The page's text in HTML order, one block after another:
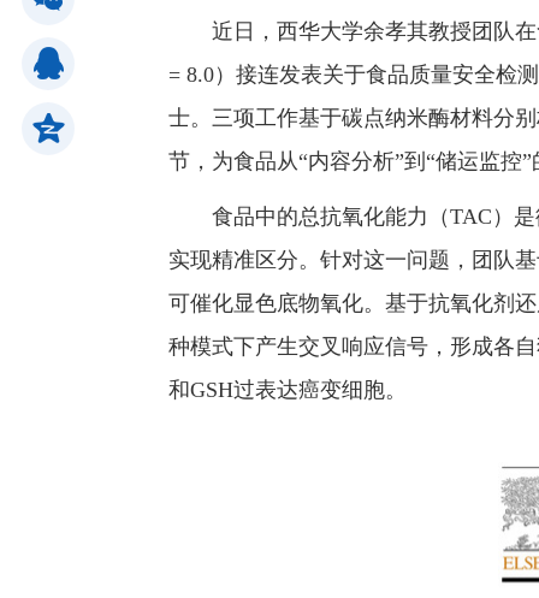
近日，西华大学余孝其教授团队在
= 8.0）接连发表关于食品质量安全检
士。三项工作基于碳点纳米酶材料分
节，为食品从“内容分析”到“储运监控
食品中的总抗氧化能力（TAC）
实现精准区分。针对这一问题，团队
可催化显色底物氧化。基于抗氧化剂
种模式下产生交叉响应信号，形成各
和GSH过表达癌变细胞。